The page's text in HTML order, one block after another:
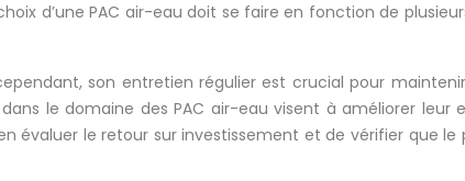
d’une PAC air-eau doit se faire en fonction de
son entretien régulier est crucial pour
le domaine des PAC air-eau visent à améliorer
évaluer le retour sur investissement et de vérifier que